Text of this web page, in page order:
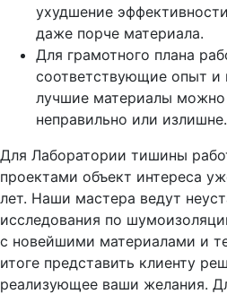
ухудшение
даже порче материала.
Для грамотного плана
соответствующие опыт
лучшие материалы можно
неправильно или излишне.
Для Лаборатории тишины
проектами объект интереса
лет. Наши мастера ведут
исследования по
с новейшими материалами и
итоге представить клиенту
реализующее ваши желания.